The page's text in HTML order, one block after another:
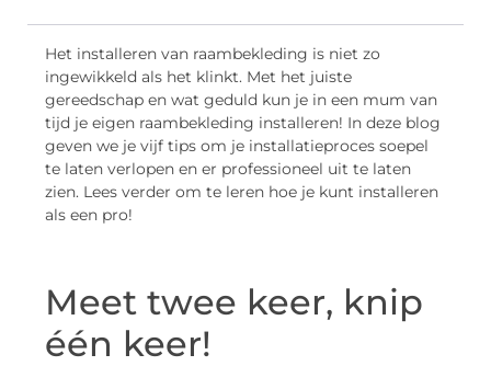
Het installeren van raambekleding is niet zo
ingewikkeld als het klinkt. Met het juiste
gereedschap en wat geduld kun je in een mum van
tijd je eigen raambekleding installeren! In deze blog
geven we je vijf tips om je installatieproces soepel
te laten verlopen en er professioneel uit te laten
zien. Lees verder om te leren hoe je kunt installeren
als een pro!
Meet twee keer, knip
één keer!